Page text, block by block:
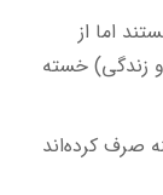
اما از
زندگی) خسته
صرف کرده‌اند